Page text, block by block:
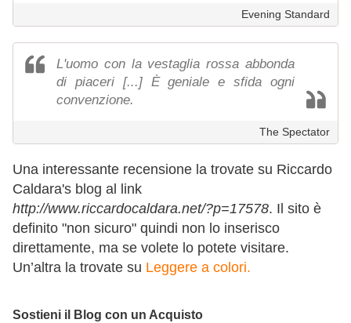
Evening Standard
L'uomo con la vestaglia rossa abbonda
di piaceri [...] È geniale e sfida ogni
convenzione.
The Spectator
Una interessante recensione la trovate su Riccardo
Caldara's blog al link
http://www.riccardocaldara.net/?p=17578. Il sito è
definito "non sicuro" quindi non lo inserisco
direttamente, ma se volete lo potete visitare.
Un’altra la trovate su Leggere a colori.
Sostieni il Blog con un Acquisto